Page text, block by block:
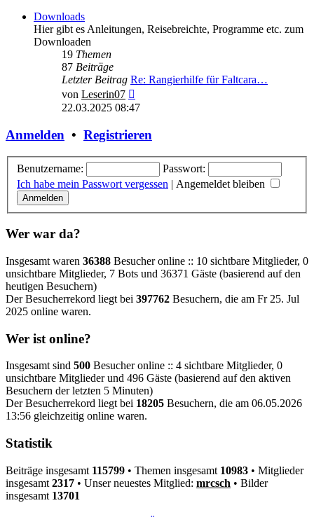
Downloads
Hier gibt es Anleitungen, Reisebreichte, Programme etc. zum
Downloaden
19 Themen
87 Beiträge
Letzter Beitrag Re: Rangierhilfe für Faltcara…
von Leserin07
Beitrag
22.03.2025 08:47
Anmelden • Registrieren
Benutzername:
Passwort:
Ich habe mein Passwort vergessen | Angemeldet bleiben
Wer war da?
Insgesamt waren 36388 Besucher online :: 10 sichtbare Mitglieder, 0
unsichtbare Mitglieder, 7 Bots und 36371 Gäste (basierend auf den
heutigen Besuchern)
Der Besucherrekord liegt bei 397762 Besuchern, die am Fr 25. Jul
2025 online waren.
Wer ist online?
Insgesamt sind 500 Besucher online :: 4 sichtbare Mitglieder, 0
unsichtbare Mitglieder und 496 Gäste (basierend auf den aktiven
Besuchern der letzten 5 Minuten)
Der Besucherrekord liegt bei 18205 Besuchern, die am 06.05.2026
13:56 gleichzeitig online waren.
Statistik
Beiträge insgesamt 115799 • Themen insgesamt 10983 • Mitglieder
insgesamt 2317 • Unser neuestes Mitglied: mrcsch • Bilder
insgesamt 13701